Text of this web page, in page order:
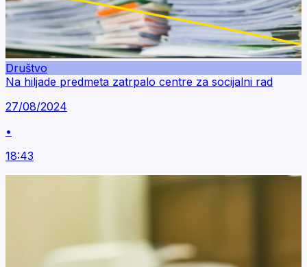
Društvo
Na hiljade predmeta zatrpalo centre za socijalni rad
27/08/2024
•
18:43